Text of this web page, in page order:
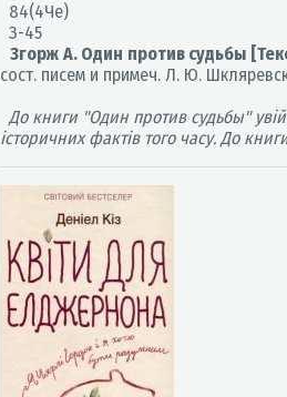
84(4Че)
З-45
Згорж А. Один против судьбы
сост. писем и примеч. Л. Ю.
До книги "Один против судьбы"
історичних фактів того часу. До